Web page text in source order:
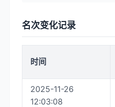
名次变化记录
时间
2025-11-26
12:03:08